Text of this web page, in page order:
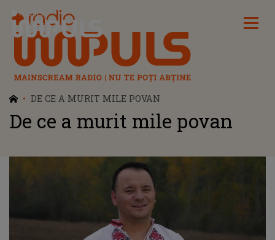
Radio Impuls
DE CE A MURIT MILE POVAN
De ce a murit mile povan